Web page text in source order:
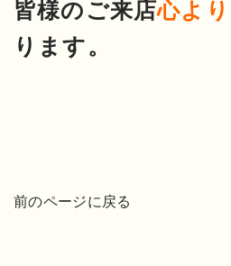
皆様のご来店心より
ります。
前のページに戻る